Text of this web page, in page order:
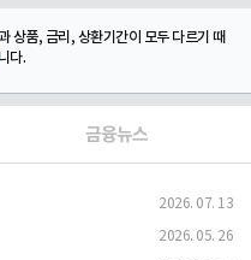
상품, 금리, 상환기간이 모두 다르기 때
다.
금융뉴스
2026. 07. 13
2026. 05. 26